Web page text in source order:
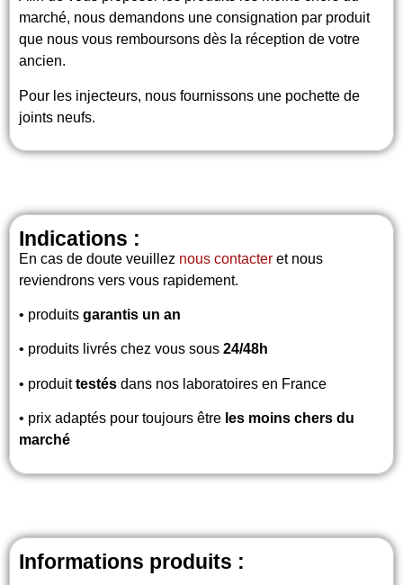
marché, nous demandons une consignation par produit
que nous vous remboursons dès la réception de votre
ancien.
Pour les injecteurs, nous fournissons une pochette de
joints neufs.
Indications :
En cas de doute veuillez nous contacter et nous
reviendrons vers vous rapidement.
• produits garantis un an
• produits livrés chez vous sous 24/48h
• produittestés dans nos laboratoires en France
• prix adaptés pour toujours être les moins chers du
marché
Informations produits :